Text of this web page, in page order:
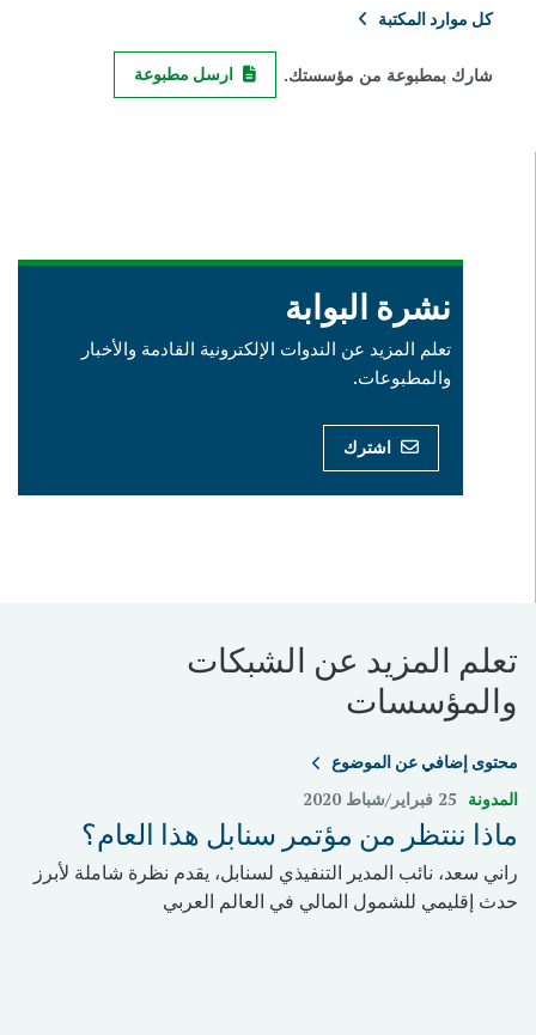
كل موارد المكتبة
شارك بمطبوعة من مؤسستك. ارسل مطبوعة
نشرة البوابة
تعلم المزيد عن الندوات الإلكترونية القادمة والأخبار
والمطبوعات.
اشترك
تعلم المزيد عن الشبكات
والمؤسسات
محتوى إضافي عن الموضوع
المدونة 25 فبراير/شباط 2020
ماذا ننتظر من مؤتمر سنابل هذا العام؟
راني سعد، نائب المدير التنفيذي لسنابل، يقدم نظرة شاملة لأبرز
حدث إقليمي للشمول المالي في العالم العربي